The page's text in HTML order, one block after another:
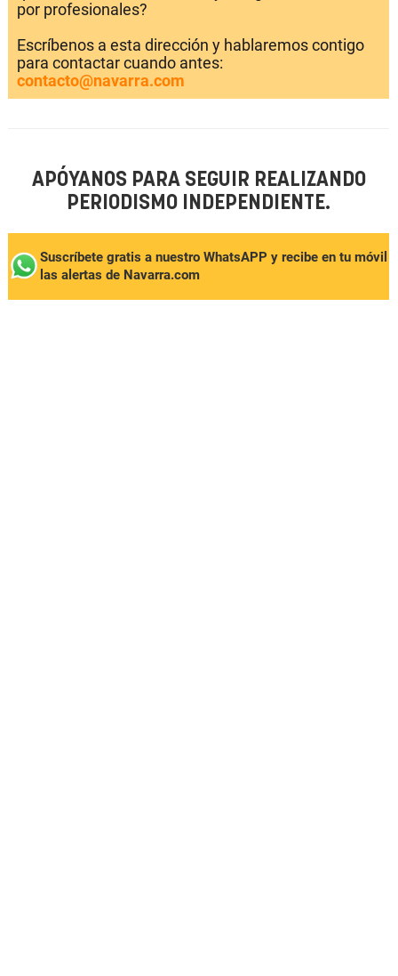
por profesionales?
Escríbenos a esta dirección y hablaremos contigo
para contactar cuando antes:
contacto@navarra.com
APÓYANOS PARA SEGUIR REALIZANDO
PERIODISMO INDEPENDIENTE.
Suscríbete gratis a nuestro WhatsAPP y recibe en tu móvil
las alertas de Navarra.com